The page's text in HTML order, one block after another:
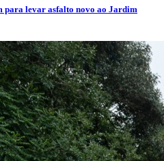
para levar asfalto novo ao Jardim